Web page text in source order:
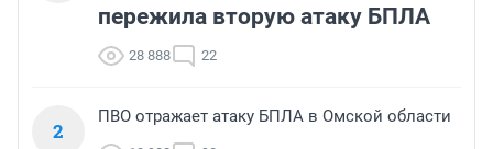
пережила вторую атаку БПЛА
28 888 22
2
ПВО отражает атаку БПЛА в Омской области